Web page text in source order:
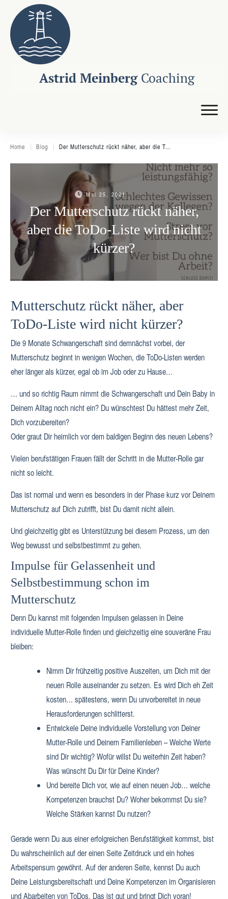
Astrid Meinberg Coaching
Home | Blog | Der Mutterschutz rückt näher, aber die ToDo-Liste wird nicht kürzer?
Mai 25, 2021
Der Mutterschutz rückt näher,
aber die ToDo-Liste wird nicht
kürzer?
Mutterschutz rückt näher, aber
ToDo-Liste wird nicht kürzer?
Die 9 Monate Schwangerschaft sind demnächst vorbei, der
Mutterschutz beginnt in wenigen Wochen, die ToDo-Listen werden
eher länger als kürzer, egal ob im Job oder zu Hause…
… und so richtig Raum nimmt die Schwangerschaft und Dein Baby in
Deinem Alltag noch nicht ein? Du wünschtest Du hättest mehr Zeit,
Dich vorzubereiten?
Oder graut Dir heimlich vor dem baldigen Beginn des neuen Lebens?
Vielen berufstätigen Frauen fällt der Schritt in die Mutter-Rolle gar
nicht so leicht.
Das ist normal und wenn es besonders in der Phase kurz vor Deinem
Mutterschutz auf Dich zutrifft, bist Du damit nicht allein.
Und gleichzeitig gibt es Unterstützung bei diesem Prozess, um den
Weg bewusst und selbstbestimmt zu gehen.
Impulse für Gelassenheit und
Selbstbestimmung schon im
Mutterschutz
Denn Du kannst mit folgenden Impulsen gelassen in Deine
individuelle Mutter-Rolle finden und gleichzeitig eine souveräne Frau
bleiben:
Nimm Dir frühzeitig positive Auszeiten, um Dich mit der
neuen Rolle auseinander zu setzen. Es wird Dich eh Zeit
kosten… spätestens, wenn Du unvorbereitet in neue
Herausforderungen schlitterst.
Entwickele Deine individuelle Vorstellung von Deiner
Mutter-Rolle und Deinem Familienleben – Welche Werte
sind Dir wichtig? Wofür willst Du weiterhin Zeit haben?
Was wünscht Du Dir für Deine Kinder?
Und bereite Dich vor, wie auf einen neuen Job… welche
Kompetenzen brauchst Du? Woher bekommst Du sie?
Welche Stärken kannst Du nutzen?
Gerade wenn Du aus einer erfolgreichen Berufstätigkeit kommst, bist
Du wahrscheinlich auf der einen Seite Zeitdruck und ein hohes
Arbeitspensum gewöhnt. Auf der anderen Seite, kennst Du auch
Deine Leistungsbereitschaft und Deine Kompetenzen im Organisieren
und Abarbeiten von ToDos. Das ist gut und bringt Dich voran!